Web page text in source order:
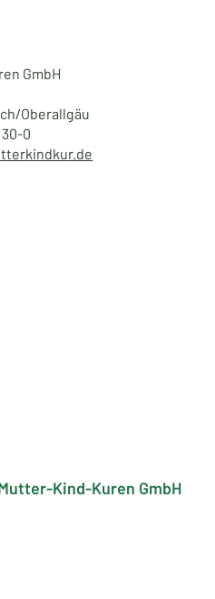
GmbH
Oberallgäu
30-0
Kind-Kuren GmbH